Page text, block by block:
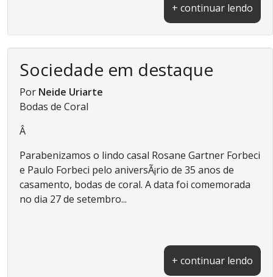
+ continuar lendo
Sociedade em destaque
Por Neide Uriarte
Bodas de Coral
Â
Parabenizamos o lindo casal Rosane Gartner Forbeci
e Paulo Forbeci pelo aniversÃ¡rio de 35 anos de
casamento, bodas de coral. A data foi comemorada
no dia 27 de setembro...
+ continuar lendo